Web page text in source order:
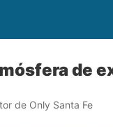
de
de Only Santa Fe